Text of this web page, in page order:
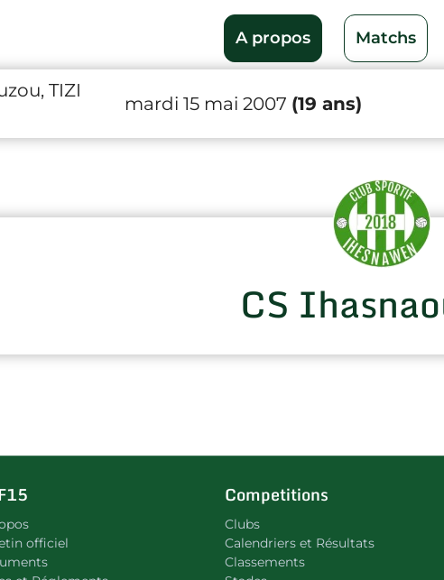
A propos Matchs
TIZI
mardi 15 mai 2007 (19 ans)
CS
officiel
Competitions
Clubs
Calendriers et Résultats
Classements